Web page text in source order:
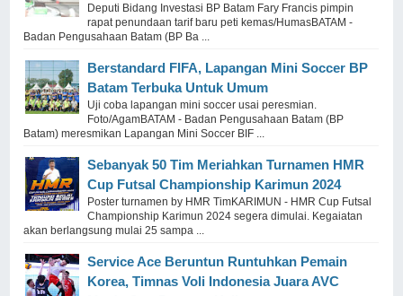
Deputi Bidang Investasi BP Batam Fary Francis pimpin
rapat penundaan tarif baru peti kemas/HumasBATAM -
Badan Pengusahaan Batam (BP Ba ...
Berstandard FIFA, Lapangan Mini Soccer BP
Batam Terbuka Untuk Umum
Uji coba lapangan mini soccer usai peresmian.
Foto/Agam⁠BATAM - Badan Pengusahaan Batam (BP
Batam) meresmikan Lapangan Mini Soccer BIF ...
Sebanyak 50 Tim Meriahkan Turnamen HMR
Cup Futsal Championship Karimun 2024
Poster turnamen by HMR TimKARIMUN - HMR Cup Futsal
Championship Karimun 2024 segera dimulai. Kegaiatan
akan berlangsung mulai 25 sampa ...
Service Ace Beruntun Runtuhkan Pemain
Korea, Timnas Voli Indonesia Juara AVC